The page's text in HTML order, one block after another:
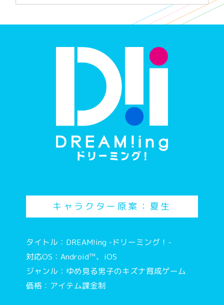
キャラクター原案：夏生
タイトル：DREAM!ing -ドリーミング！-
対応OS：Android™、iOS
ジャンル：ゆめ見る男子のキズナ育成ゲーム
価格：アイテム課金制